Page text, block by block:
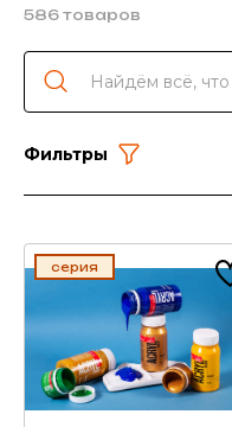
586 товаров
Фильтры
серия